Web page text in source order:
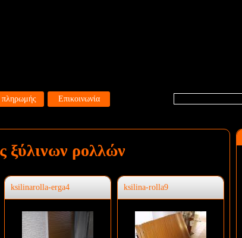
πληρωμής Επικοινωνία
ξύλινων ρολλών
ksilinarolla-erga4 ksilina-rolla9